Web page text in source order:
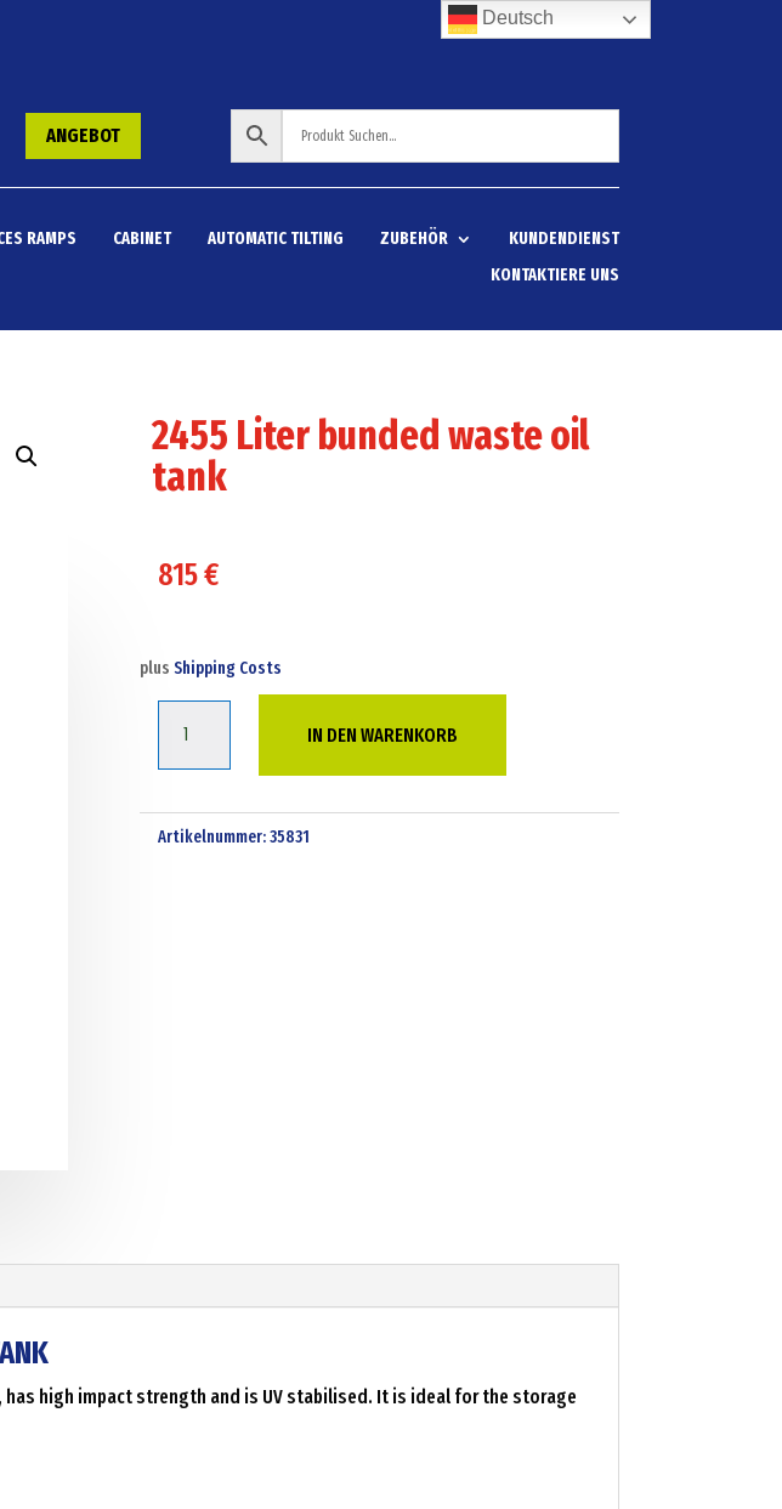
ANGEBOT
RAMPS CABINET AUTOMATIC TILTING ZUBEHÖR
KUNDENDIENST
KONTAKTIERE UNS
2455 Liter bunded waste oil
tank
815€
plus Shipping Costs
waste
oil
IN DEN WARENKORB
Artikelnummer:35831
high impact strength and is UV stabilised. It is ideal for the storage
Deutsch